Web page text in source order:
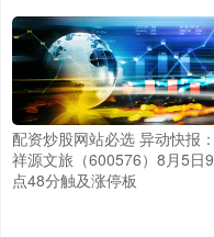
配资炒股网站必选 异动快报：
祥源文旅（600576）8月5日9
点48分触及涨停板